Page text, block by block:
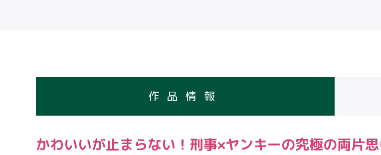
作品情報
かわいいが止まらない！刑事×ヤンキーの究極の両片